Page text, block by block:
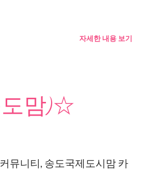
자세한 내용 보기
맘)☆
뮤니티, 송도국제도시맘 카